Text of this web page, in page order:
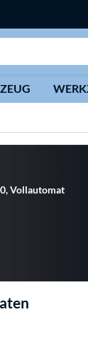
Vollautomat